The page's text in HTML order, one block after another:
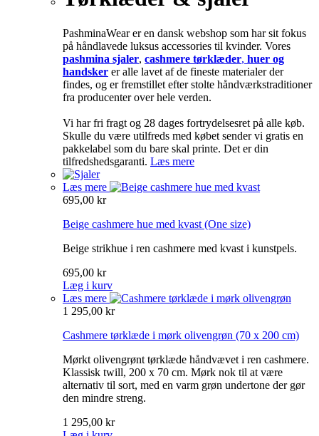
PashminaWear er en dansk webshop som har sit fokus
på håndlavede luksus accessories til kvinder. Vores
pashmina sjaler, cashmere tørklæder, huer og
handsker er alle lavet af de fineste materialer der
findes, og er fremstillet efter stolte håndværkstraditioner
fra producenter over hele verden.
Vi har fri fragt og 28 dages fortrydelsesret på alle køb.
Skulle du være utilfreds med købet sender vi gratis en
pakkelabel som du bare skal printe. Det er din
tilfredshedsgaranti. Læs mere
Læs mere
695,00 kr
Beige cashmere hue med kvast (One size)
Beige strikhue i ren cashmere med kvast i kunstpels.
695,00 kr
Læg i kurv
Læs mere
1 295,00 kr
Cashmere tørklæde i mørk olivengrøn (70 x 200 cm)
Mørkt olivengrønt tørklæde håndvævet i ren cashmere.
Klassisk twill, 200 x 70 cm. Mørk nok til at være
alternativ til sort, med en varm grøn undertone der gør
den mindre streng.
1 295,00 kr